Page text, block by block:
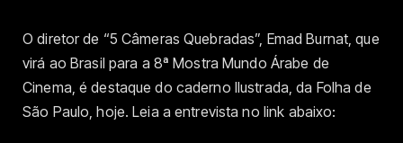
O diretor de “5 Câmeras Quebradas”, Emad Burnat, que
virá ao Brasil para a 8ª Mostra Mundo Árabe de
Cinema, é destaque do caderno Ilustrada, da Folha de
São Paulo, hoje. Leia a entrevista no link abaixo: